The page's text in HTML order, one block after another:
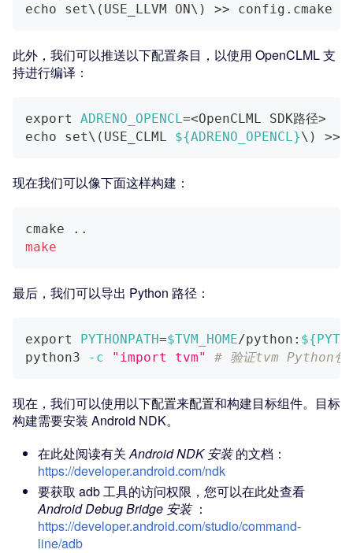
echo set\ ( USE_LLVM ON\ ) >> config.cmake
此外，我们可以推送以下配置条目，以使用 OpenCLML 支
持进行编译：
export ADRENO_OPENCL =<OpenCLML SDK路径>
echo set\ ( USE_CLML ${ADRENO_OPENCL}\ ) >>
现在我们可以像下面这样构建：
cmake
..
make
最后，我们可以导出 Python 路径：
export PYTHONPATH=$TVM_HOME/python:
python3
-c "import tvm" # 验证tvm Python包
现在，我们可以使用以下配置来配置和构建目标组件。目标
构建需要安装 Android NDK。
在此处阅读有关 Android NDK 安装的文档：
https://developer.android.com/ndk
要获取 adb 工具的访问权限，您可以在此处查看
Android Debug Bridge 安装：
https://developer.android.com/studio/command-
line/adb